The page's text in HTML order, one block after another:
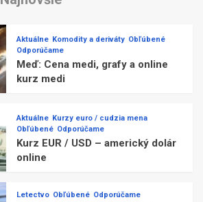
Aktuálne Komodity a deriváty Obľúbené
Odporúčame
Meď: Cena medi, grafy a online
kurz medi
Aktuálne Kurzy euro / cudzia mena
Obľúbené Odporúčame
Kurz EUR / USD – americký dolár
online
Letectvo Obľúbené Odporúčame